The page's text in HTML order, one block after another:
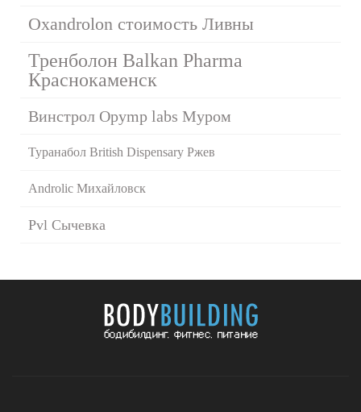
Oxandrolon стоимость Ливны
Тренболон Balkan Pharma
Краснокаменск
Винстрол Opymp labs Муром
Туранабол British Dispensary Ржев
Androlic Михайловск
Pvl Сычевка